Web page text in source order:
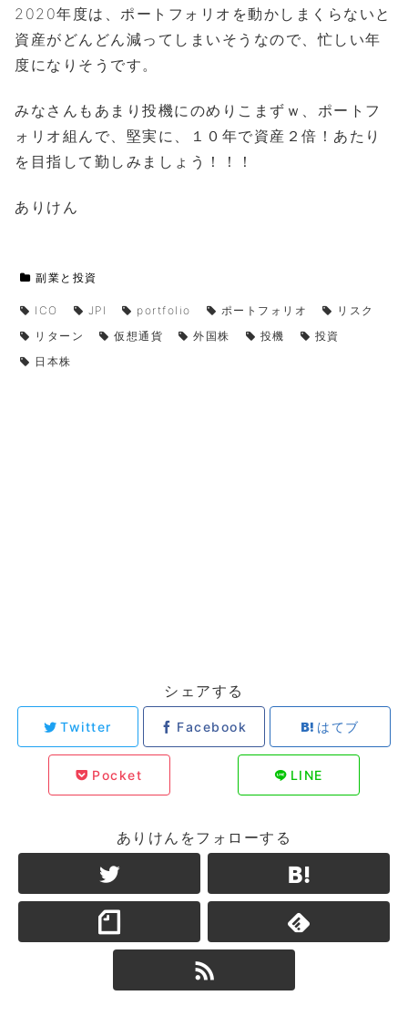
2020年度は、ポートフォリオを動かしまくらないと
資産がどんどん減ってしまいそうなので、忙しい年
度になりそうです。
みなさんもあまり投機にのめりこまずｗ、ポートフ
ォリオ組んで、堅実に、１０年で資産２倍！あたり
を目指して勤しみましょう！！！
ありけん
副業と投資
ICO JPI portfolio ポートフォリオ
リスク
リターン
仮想通貨 外国株 投機
投資
日本株
シェアする
Twitter Facebook はてブ
Pocket LINE
ありけんをフォローする